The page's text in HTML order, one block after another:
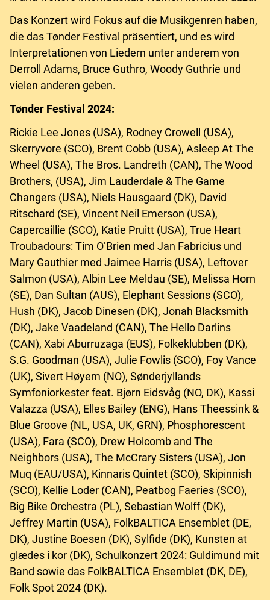
Das Konzert wird Fokus auf die Musikgenren haben,
die das Tønder Festival präsentiert, und es wird
Interpretationen von Liedern unter anderem von
Derroll Adams, Bruce Guthro, Woody Guthrie und
vielen anderen geben.
Tønder Festival 2024:
Rickie Lee Jones (USA), Rodney Crowell (USA),
Skerryvore (SCO), Brent Cobb (USA), Asleep At The
Wheel (USA), The Bros. Landreth (CAN), The Wood
Brothers, (USA), Jim Lauderdale & The Game
Changers (USA), Niels Hausgaard (DK), David
Ritschard (SE), Vincent Neil Emerson (USA),
Capercaillie (SCO), Katie Pruitt (USA), True Heart
Troubadours: Tim O’Brien med Jan Fabricius und
Mary Gauthier med Jaimee Harris (USA), Leftover
Salmon (USA), Albin Lee Meldau (SE), Melissa Horn
(SE), Dan Sultan (AUS), Elephant Sessions (SCO),
Hush (DK), Jacob Dinesen (DK), Jonah Blacksmith
(DK), Jake Vaadeland (CAN), The Hello Darlins
(CAN), Xabi Aburruzaga (EUS), Folkeklubben (DK),
S.G. Goodman (USA), Julie Fowlis (SCO), Foy Vance
(UK), Sivert Høyem (NO), Sønderjyllands
Symfoniorkester feat. Bjørn Eidsvåg (NO, DK), Kassi
Valazza (USA), Elles Bailey (ENG), Hans Theessink &
Blue Groove (NL, USA, UK, GRN), Phosphorescent
(USA), Fara (SCO), Drew Holcomb and The
Neighbors (USA), The McCrary Sisters (USA), Jon
Muq (EAU/USA), Kinnaris Quintet (SCO), Skipinnish
(SCO), Kellie Loder (CAN), Peatbog Faeries (SCO),
Big Bike Orchestra (PL), Sebastian Wolff (DK),
Jeffrey Martin (USA), FolkBALTICA Ensemblet (DE,
DK), Justine Boesen (DK), Sylfide (DK), Kunsten at
glædes i kor (DK), Schulkonzert 2024: Guldimund mit
Band sowie das FolkBALTICA Ensemblet (DK, DE),
Folk Spot 2024 (DK).